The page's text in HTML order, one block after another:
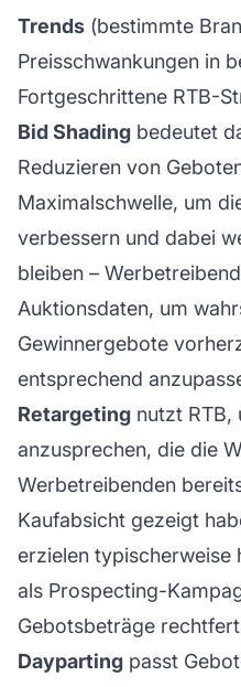
Trends (bestimmte
Preisschwankungen in
Fortgeschrittene RTB-
Bid Shading bedeutet
Reduzieren von
Maximalschwelle, um
verbessern und dabei
bleiben –
Auktionsdaten, um
Gewinnergebote
entsprechend
Retargeting nutzt RTB,
anzusprechen, die die
Werbetreibenden
Kaufabsicht gezeigt
erzielen typischerweise
als Prospecting-
Gebotsbeträge
Dayparting passt